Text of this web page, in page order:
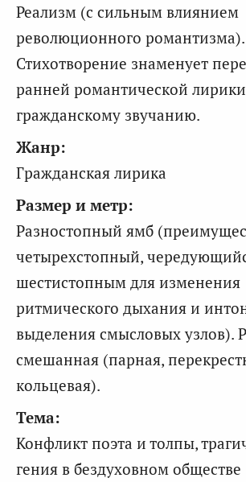
Реализм (с сильным влиянием
революционного романтизма).
Стихотворение знаменует
ранней романтической
гражданскому звучанию.
Жанр:
Гражданская лирика
Размер и метр:
Разностопный ямб
четырехстопный,
шестистопным для изменения
ритмического дыхания и
выделения смысловых узлов).
смешанная (парная,
кольцевая).
Тема:
Конфликт поэта и толпы,
гения в бездуховном обществе